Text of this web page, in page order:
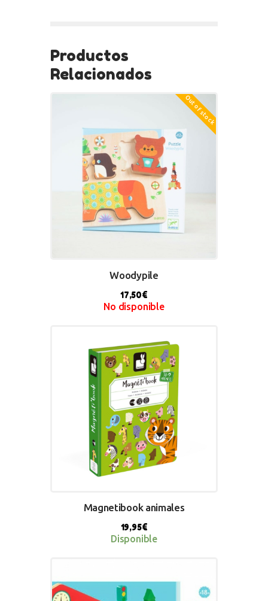
Productos
Relacionados
Out of stock
Woodypile
17,50€
No disponible
Magnetibook animales
19,95€
Disponible